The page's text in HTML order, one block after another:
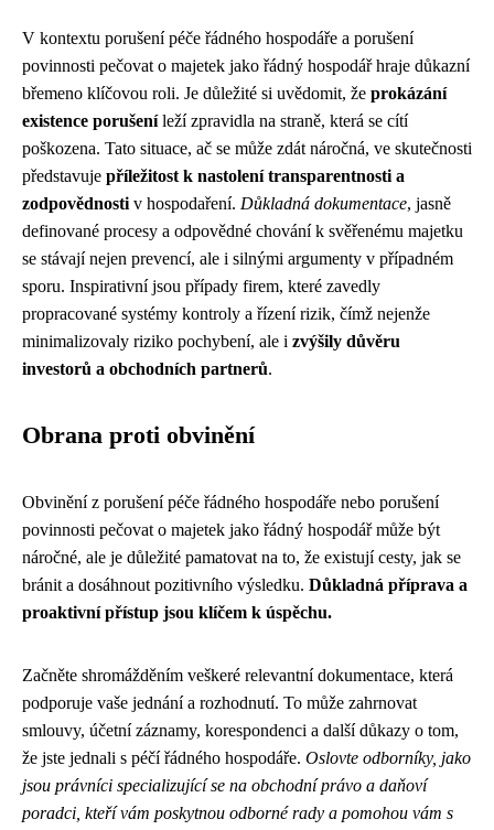
V kontextu porušení péče řádného hospodáře a porušení
povinnosti pečovat o majetek jako řádný hospodář hraje důkazní
břemeno klíčovou roli. Je důležité si uvědomit, že prokázání
existence porušeníleží zpravidla na straně, která se cítí
poškozena. Tato situace, ač se může zdát náročná, ve skutečnosti
představuje příležitost k nastolení transparentnosti a
zodpovědnosti v hospodaření. Důkladná dokumentace, jasně
definované procesy a odpovědné chování k svěřenému majetku
se stávají nejen prevencí, ale i silnými argumenty v případném
sporu. Inspirativní jsou případy firem, které zavedly
propracované systémy kontroly a řízení rizik, čímž nejenže
minimalizovaly riziko pochybení, ale i zvýšily důvěru
investorů a obchodních partnerů.
Obrana proti obvinění
Obvinění z porušení péče řádného hospodáře nebo porušení
povinnosti pečovat o majetek jako řádný hospodář může být
náročné, ale je důležité pamatovat na to, že existují cesty, jak se
bránit a dosáhnout pozitivního výsledku. Důkladná příprava a
proaktivní přístup jsou klíčem k úspěchu.
Začněte shromážděním veškeré relevantní dokumentace, která
podporuje vaše jednání a rozhodnutí. To může zahrnovat
smlouvy, účetní záznamy, korespondenci a další důkazy o tom,
že jste jednali s péčí řádného hospodáře. Oslovte odborníky, jako
jsou právníci specializující se na obchodní právo a daňoví
poradci, kteří vám poskytnou odborné rady a pomohou vám s